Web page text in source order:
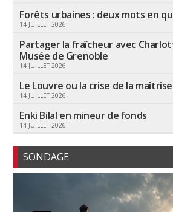
Forêts urbaines : deux mots en
14 JUILLET 2026
Partager la fraîcheur avec
Musée de Grenoble
14 JUILLET 2026
Le Louvre ou la crise de la
14 JUILLET 2026
Enki Bilal en mineur de fonds
14 JUILLET 2026
SONDAGE